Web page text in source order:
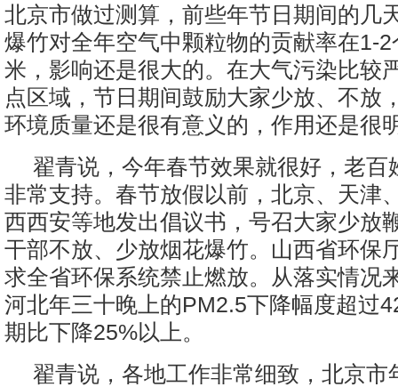
北京市做过测算，前些年节日期间的几
爆竹对全年空气中颗粒物的贡献率在1-
米，影响还是很大的。在大气污染比较
点区域，节日期间鼓励大家少放、不放
环境质量还是很有意义的，作用还是很
翟青说，今年春节效果就很好，老百
非常支持。春节放假以前，北京、天津
西西安等地发出倡议书，号召大家少放
干部不放、少放烟花爆竹。山西省环保
求全省环保系统禁止燃放。从落实情况
河北年三十晚上的PM2.5下降幅度超过
期比下降25%以上。
翟青说，各地工作非常细致，北京市